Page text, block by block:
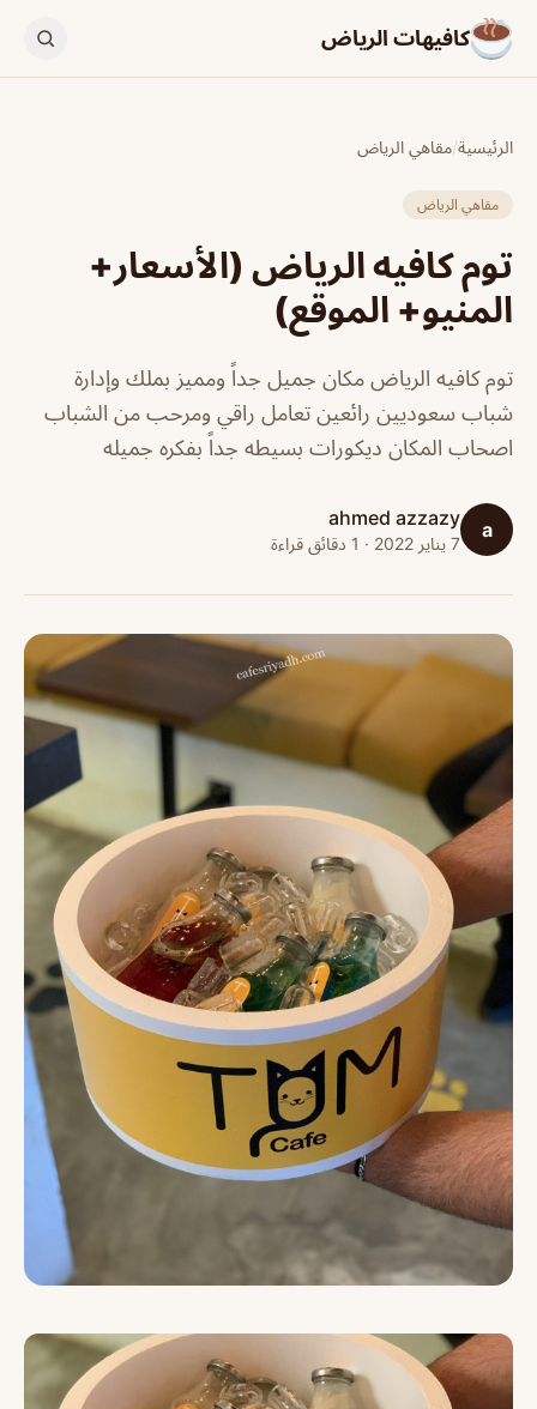
كافيهات الرياض
الرئيسية/مقاهي الرياض
مقاهي الرياض
توم كافيه الرياض (الأسعار+
المنيو+ الموقع)
توم كافيه الرياض مكان جميل جداً ومميز بملك وإدارة
شباب سعوديين رائعين تعامل راقي ومرحب من الشباب
اصحاب المكان ديكورات بسيطه جداً بفكره جميله
a
ahmed azzazy
7 يناير 2022 · 1 دقائق قراءة